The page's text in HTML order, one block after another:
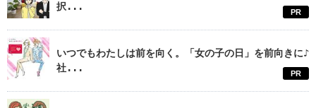
択...
PR
いつでもわたしは前を向く。「女の子の日」を前向きに♪
社...
PR